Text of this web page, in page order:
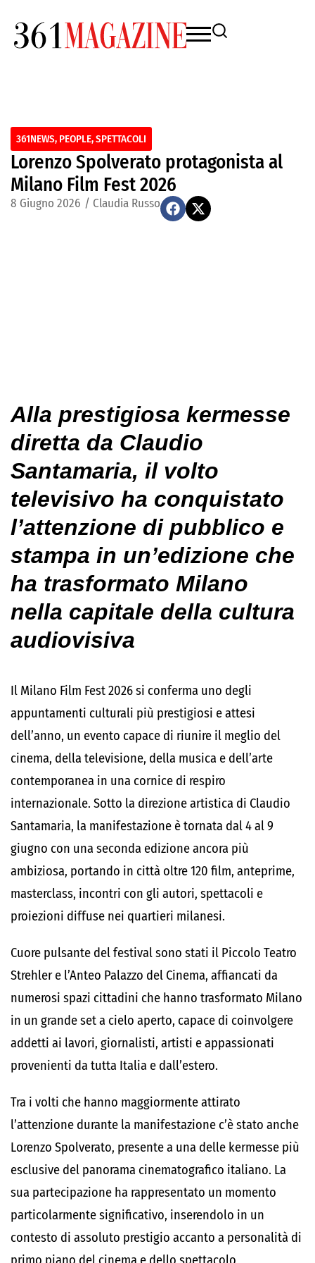
361NEWS, PEOPLE,SPETTACOLI
Lorenzo Spolverato protagonista al
Milano Film Fest 2026
8 Giugno 2026 / Claudia Russo
Alla prestigiosa kermesse
diretta da Claudio
Santamaria, il volto
televisivo ha conquistato
l’attenzione di pubblico e
stampa in un’edizione che
ha trasformato Milano
nella capitale della cultura
audiovisiva
Il Milano Film Fest 2026 si conferma uno degli
appuntamenti culturali più prestigiosi e attesi
dell’anno, un evento capace di riunire il meglio del
cinema, della televisione, della musica e dell’arte
contemporanea in una cornice di respiro
internazionale. Sotto la direzione artistica di Claudio
Santamaria, la manifestazione è tornata dal 4 al 9
giugno con una seconda edizione ancora più
ambiziosa, portando in città oltre 120 film, anteprime,
masterclass, incontri con gli autori, spettacoli e
proiezioni diffuse nei quartieri milanesi.
Cuore pulsante del festival sono stati il Piccolo Teatro
Strehler e l’Anteo Palazzo del Cinema, affiancati da
numerosi spazi cittadini che hanno trasformato Milano
in un grande set a cielo aperto, capace di coinvolgere
addetti ai lavori, giornalisti, artisti e appassionati
provenienti da tutta Italia e dall’estero.
Tra i volti che hanno maggiormente attirato
l’attenzione durante la manifestazione c’è stato anche
Lorenzo Spolverato, presente a una delle kermesse più
esclusive del panorama cinematografico italiano. La
sua partecipazione ha rappresentato un momento
particolarmente significativo, inserendolo in un
contesto di assoluto prestigio accanto a personalità di